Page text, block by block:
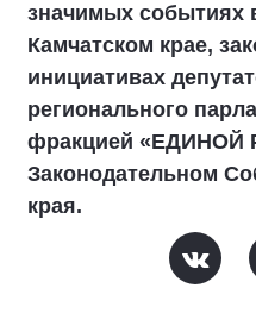
значимых событиях
Камчатском крае,
инициативах
регионального
фракцией «ЕДИНОЙ
Законодательном
края.